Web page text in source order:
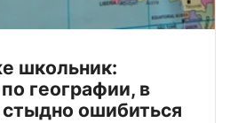
школьник:
географии, в
ошибиться